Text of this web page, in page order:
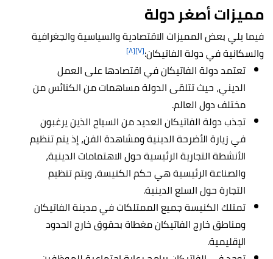
مميزات أصغر دولة
فيما يلي بعض المميزات الاقتصادية والسياسية والجغرافية
والسكانية في دولة الفاتيكان:[٧] [٨]
تعتمد دولة الفاتيكان في اقتصادها على العمل
الديني، حيث تتلقى الدولة مساهمات من الكنائس من
مختلف دول العالم.
تجذب دولة الفاتيكان العديد من السياح الذين يرغبون
في زيارة الأضرحة الدينية ومشاهدة الفن، إذ يتم تنظيم
الأنشطة التجارية الرئيسية حول الاهتمامات الدينية،
والصناعة الرئيسية هي حكم الكنيسة، ويتم تنظيم
التجارة حول السلع الدينية.
تمتلك الكنيسة جميع الممتلكات في مدينة الفاتيكان
ومناطق خارج الفاتيكان مغطاة بحقوق خارج الحدود
الإقليمية.